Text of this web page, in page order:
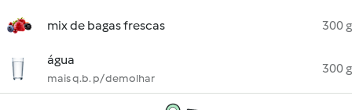
mix de bagas frescas 300 g
água
mais q.b. p/ demolhar
300 g